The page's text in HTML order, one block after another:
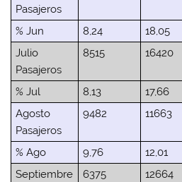
Pasajeros
% Jun 8,24 18,05
Julio
Pasajeros
8515 16420
% Jul 8,13 17,66
Agosto
Pasajeros
9482 11663
% Ago 9,76 12,01
Septiembre
6375 12664